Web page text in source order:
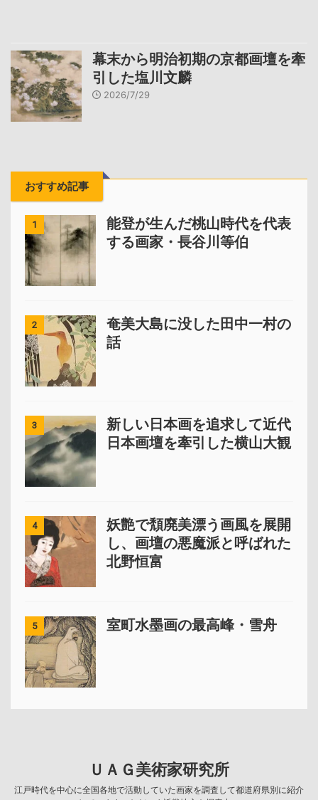
幕末から明治初期の京都画壇を牽
引した塩川文麟
2026/7/29
おすすめ記事
1
能登が生んだ桃山時代を代表
する画家・長谷川等伯
2
奄美大島に没した田中一村の
話
3
新しい日本画を追求して近代
日本画壇を牽引した横山大観
4
妖艶で頽廃美漂う画風を展開
し、画壇の悪魔派と呼ばれた
北野恒富
5 室町水墨画の最高峰・雪舟
ＵＡＧ美術家研究所
江戸時代を中心に全国各地で活動していた画家を調査して都道府県別に紹介